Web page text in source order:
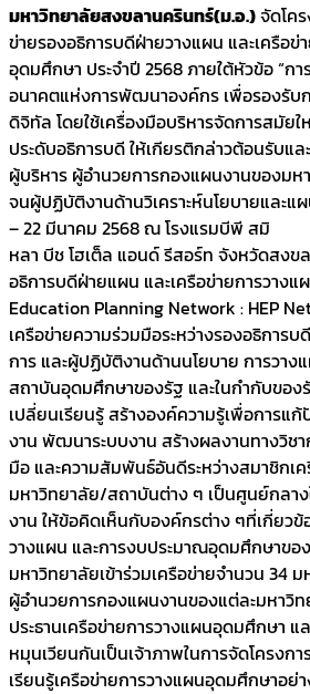
มหาวิทยาลัยสงขลานครินทร์(ม.อ.)จัดโค
ข่ายรองอธิการบดีฝ่ายวางแผน และเครือข่
อุดมศึกษา ประจำปี 2568 ภายใต้หัวข้อ “ก
อนาคตแห่งการพัฒนาองค์กร เพื่อรองรับ
ดิจิทัล โดยใช้เครื่องมือบริหารจัดการสมัย
ประดับอธิการบดี ให้เกียรติกล่าวต้อนรับแ
ผู้บริหาร ผู้อำนวยการกองแผนงานของม
จนผู้ปฏิบัติงานด้านวิเคราะห์นโยบายและแ
– 22 มีนาคม 2568 ณ โรงแรมบีพี สมิ
หลา บีช โฮเต็ล แอนด์ รีสอร์ท จังหวัดสงข
อธิการบดีฝ่ายแผน และเครือข่ายการวาง
Education Planning Network : HEP
เครือข่ายความร่วมมือระหว่างรองอธิการ
การ และผู้ปฏิบัติงานด้านนโยบาย การวาง
สถาบันอุดมศึกษาของรัฐ และในกำกับของ
เปลี่ยนเรียนรู้ สร้างองค์ความรู้เพื่อการแ
งาน พัฒนาระบบงาน สร้างผลงานทางวิชา
มือ และความสัมพันธ์อันดีระหว่างสมาชิกเค
มหาวิทยาลัย/สถาบันต่าง ๆ เป็นศูนย์กลาง
งาน ให้ข้อคิดเห็นกับองค์กรต่าง ๆที่เกี่ยวข้
วางแผน และการงบประมาณอุดมศึกษาขอ
มหาวิทยาลัยเข้าร่วมเครือข่ายจำนวน 34
ผู้อำนวยการกองแผนงานของแต่ละมหาวิ
ประธานเครือข่ายการวางแผนอุดมศึกษา แ
หมุนเวียนกันเป็นเจ้าภาพในการจัดโครงก
เรียนรู้เครือข่ายการวางแผนอุดมศึกษาอย่